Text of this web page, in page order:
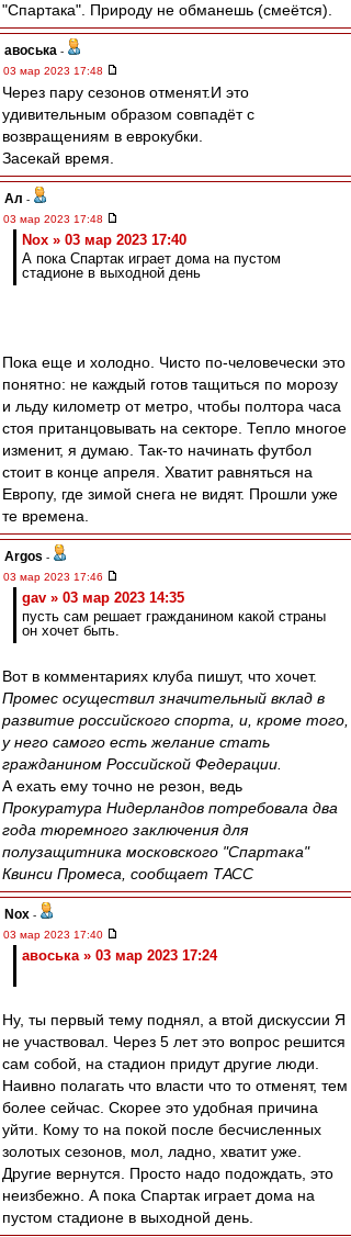
"Спартака". Природу не обманешь (смеётся).
авоська -
03 мар 2023 17:48
Через пару сезонов отменят.И это
удивительным образом совпадёт с
возвращениям в еврокубки.
Засекай время.
Ал -
03 мар 2023 17:48
Nox » 03 мар 2023 17:40
А пока Спартак играет дома на пустом
стадионе в выходной день
Пока еще и холодно. Чисто по-человечески это
понятно: не каждый готов тащиться по морозу
и льду километр от метро, чтобы полтора часа
стоя пританцовывать на секторе. Тепло многое
изменит, я думаю. Так-то начинать футбол
стоит в конце апреля. Хватит равняться на
Европу, где зимой снега не видят. Прошли уже
те времена.
Argos -
03 мар 2023 17:46
gav » 03 мар 2023 14:35
пусть сам решает гражданином какой страны
он хочет быть.
Вот в комментариях клуба пишут, что хочет.
Промес осуществил значительный вклад в
развитие российского спорта, и, кроме того,
у него самого есть желание стать
гражданином Российской Федерации.
А ехать ему точно не резон, ведь
Прокуратура Нидерландов потребовала два
года тюремного заключения для
полузащитника московского "Спартака"
Квинси Промеса, сообщает ТАСС
Nox -
03 мар 2023 17:40
авоська » 03 мар 2023 17:24
Ну, ты первый тему поднял, а втой дискуссии Я
не участвовал. Через 5 лет это вопрос решится
сам собой, на стадион придут другие люди.
Наивно полагать что власти что то отменят, тем
более сейчас. Скорее это удобная причина
уйти. Кому то на покой после бесчисленных
золотых сезонов, мол, ладно, хватит уже.
Другие вернутся. Просто надо подождать, это
неизбежно. А пока Спартак играет дома на
пустом стадионе в выходной день.